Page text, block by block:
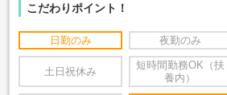
こだわりポイント！
日勤のみ 夜勤のみ
土日祝休み
短時間勤務OK（扶
養内）